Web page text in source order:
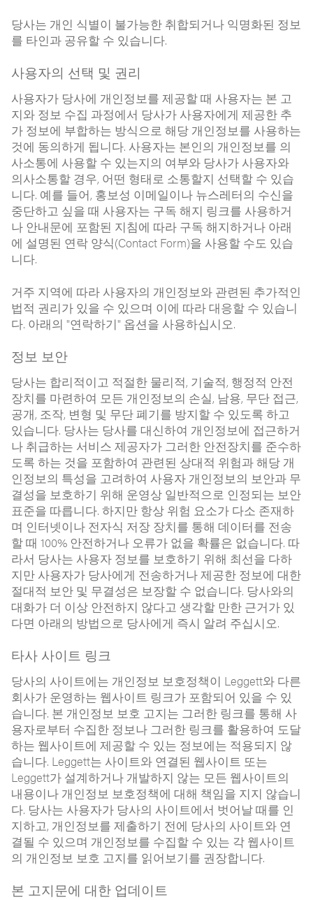
당사는 개인 식별이 불가능한 취합되거나 익명화된 정보
를 타인과 공유할 수 있습니다.
사용자의 선택 및 권리
사용자가 당사에 개인정보를 제공할 때 사용자는 본 고
지와 정보 수집 과정에서 당사가 사용자에게 제공한 추
가 정보에 부합하는 방식으로 해당 개인정보를 사용하는
것에 동의하게 됩니다. 사용자는 본인의 개인정보를 의
사소통에 사용할 수 있는지의 여부와 당사가 사용자와
의사소통할 경우, 어떤 형태로 소통할지 선택할 수 있습
니다. 예를 들어, 홍보성 이메일이나 뉴스레터의 수신을
중단하고 싶을 때 사용자는 구독 해지 링크를 사용하거
나 안내문에 포함된 지침에 따라 구독 해지하거나 아래
에 설명된 연락 양식(Contact Form)을 사용할 수도 있습
니다.
거주 지역에 따라 사용자의 개인정보와 관련된 추가적인
법적 권리가 있을 수 있으며 이에 따라 대응할 수 있습니
다. 아래의 "연락하기" 옵션을 사용하십시오.
정보 보안
당사는 합리적이고 적절한 물리적, 기술적, 행정적 안전
장치를 마련하여 모든 개인정보의 손실, 남용, 무단 접근,
공개, 조작, 변형 및 무단 폐기를 방지할 수 있도록 하고
있습니다. 당사는 당사를 대신하여 개인정보에 접근하거
나 취급하는 서비스 제공자가 그러한 안전장치를 준수하
도록 하는 것을 포함하여 관련된 상대적 위험과 해당 개
인정보의 특성을 고려하여 사용자 개인정보의 보안과 무
결성을 보호하기 위해 운영상 일반적으로 인정되는 보안
표준을 따릅니다. 하지만 항상 위험 요소가 다소 존재하
며 인터넷이나 전자식 저장 장치를 통해 데이터를 전송
할 때 100% 안전하거나 오류가 없을 확률은 없습니다. 따
라서 당사는 사용자 정보를 보호하기 위해 최선을 다하
지만 사용자가 당사에게 전송하거나 제공한 정보에 대한
절대적 보안 및 무결성은 보장할 수 없습니다. 당사와의
대화가 더 이상 안전하지 않다고 생각할 만한 근거가 있
다면 아래의 방법으로 당사에게 즉시 알려 주십시오.
타사 사이트 링크
당사의 사이트에는 개인정보 보호정책이 Leggett와 다른
회사가 운영하는 웹사이트 링크가 포함되어 있을 수 있
습니다. 본 개인정보 보호 고지는 그러한 링크를 통해 사
용자로부터 수집한 정보나 그러한 링크를 활용하여 도달
하는 웹사이트에 제공할 수 있는 정보에는 적용되지 않
습니다. Leggett는 사이트와 연결된 웹사이트 또는
Leggett가 설계하거나 개발하지 않는 모든 웹사이트의
내용이나 개인정보 보호정책에 대해 책임을 지지 않습니
다. 당사는 사용자가 당사의 사이트에서 벗어날 때를 인
지하고, 개인정보를 제출하기 전에 당사의 사이트와 연
결될 수 있으며 개인정보를 수집할 수 있는 각 웹사이트
의 개인정보 보호 고지를 읽어보기를 권장합니다.
본 고지문에 대한 업데이트